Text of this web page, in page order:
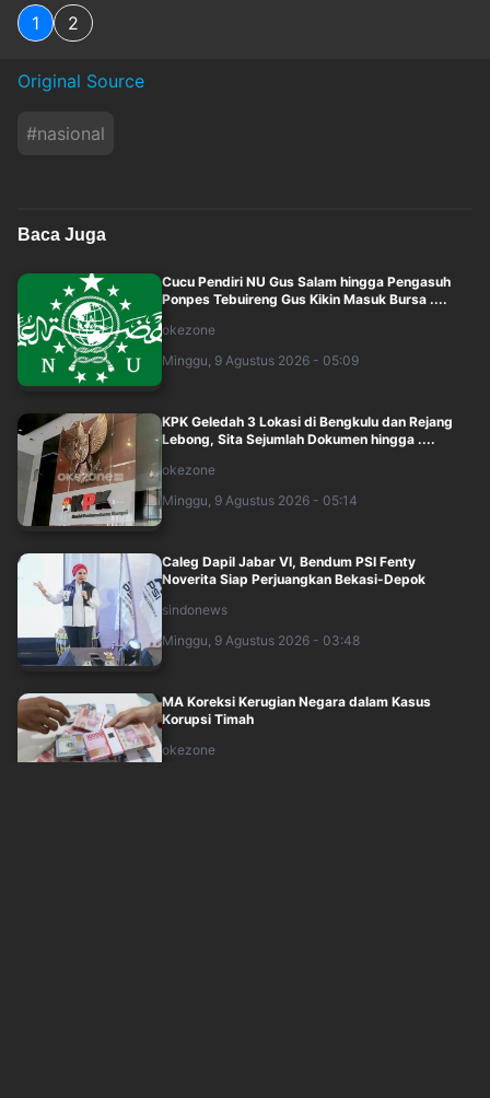
1 2
Original Source
#nasional
Baca Juga
Cucu Pendiri NU Gus Salam hingga Pengasuh
Ponpes Tebuireng Gus Kikin Masuk Bursa ....
okezone
Minggu, 9 Agustus 2026 - 05:09
KPK Geledah 3 Lokasi di Bengkulu dan Rejang
Lebong, Sita Sejumlah Dokumen hingga ....
okezone
Minggu, 9 Agustus 2026 - 05:14
Caleg Dapil Jabar VI, Bendum PSI Fenty
Noverita Siap Perjuangkan Bekasi-Depok
sindonews
Minggu, 9 Agustus 2026 - 03:48
MA Koreksi Kerugian Negara dalam Kasus
Korupsi Timah
okezone